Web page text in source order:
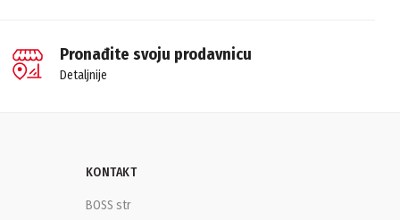
Pronađite svoju prodavnicu
Detaljnije
KONTAKT
BOSS str